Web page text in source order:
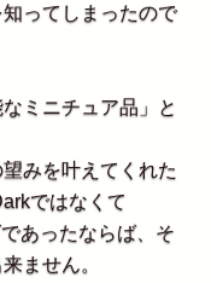
ってしまったので
ミニチュア品」と
みを叶えてくれた
ではなくて
あったならば、そ
ません。